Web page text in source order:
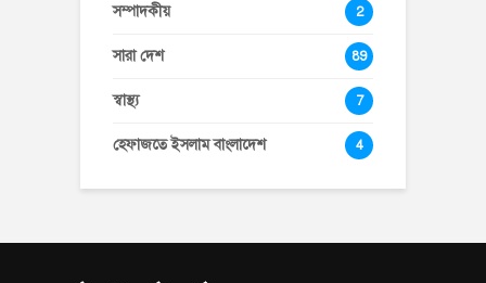
সম্পাদকীয় 2
সারা দেশ 89
স্বাস্থ্য 7
হেফাজতে ইসলাম বাংলাদেশ 4